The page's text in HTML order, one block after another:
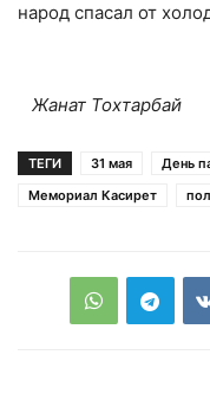
народ спасал от
Жанат Тохтарбай
ТЕГИ 31 мая
День
Мемориал Касирет